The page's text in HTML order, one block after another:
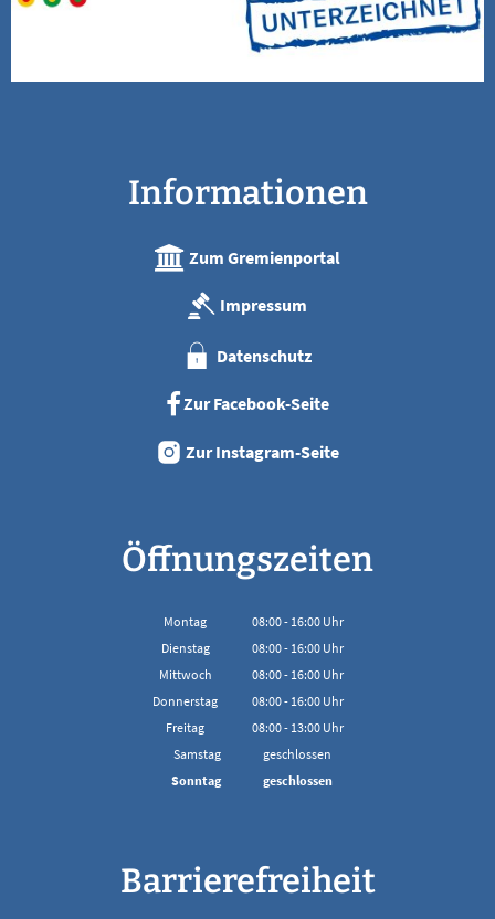
Informationen
Zum Gremienportal
Impressum
Datenschutz
Zur Facebook-Seite
Zur Instagram-Seite
Öffnungszeiten
Montag 08:00- 16:00Uhr
Von 08:00 bis 16:00 Uhr
Dienstag 08:00- 16:00Uhr
Von 08:00 bis 16:00 Uhr
Mittwoch 08:00- 16:00Uhr
Von 08:00 bis 16:00 Uhr
Donnerstag 08:00- 16:00Uhr
Von 08:00 bis 16:00 Uhr
Freitag 08:00- 13:00Uhr
Samstag
geschlossen
Sonntag
geschlossen
Barrierefreiheit